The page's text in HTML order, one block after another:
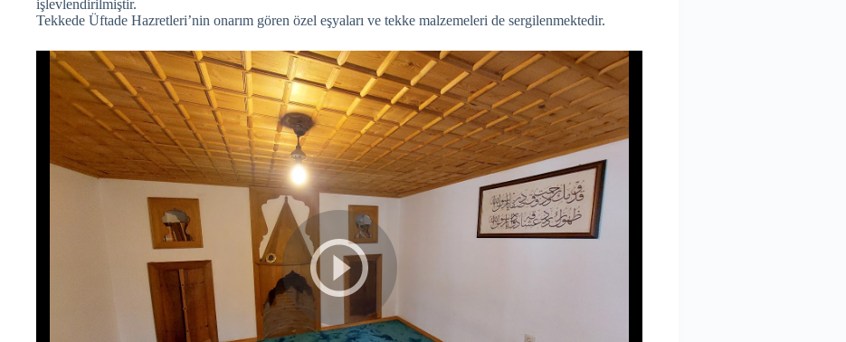
işlevlendirilmiştir.
Tekkede Üftade Hazretleri’nin onarım gören özel eşyaları ve tekke malzemeleri de sergilenmektedir.